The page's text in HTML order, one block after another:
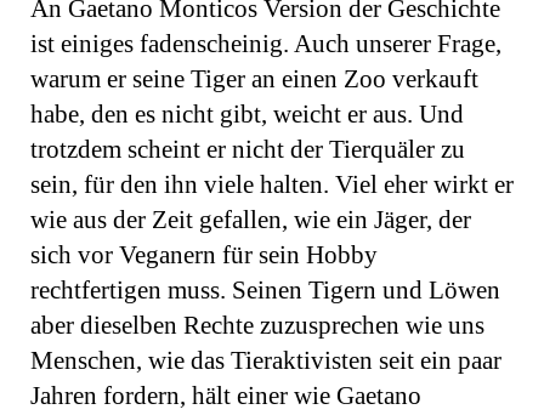
An Gaetano Monticos Version der Geschichte
ist einiges fadenscheinig. Auch unserer Frage,
warum er seine Tiger an einen Zoo verkauft
habe, den es nicht gibt, weicht er aus. Und
trotzdem scheint er nicht der Tierquäler zu
sein, für den ihn viele halten. Viel eher wirkt er
wie aus der Zeit ge­fallen, wie ein Jäger, der
sich vor Veganern für sein Hobby
rechtfertigen muss. Seinen Tigern und Löwen
aber dieselben Rechte zu­zusprechen wie uns
Menschen, wie das Tierakti­visten seit ein paar
Jahren fordern, hält einer wie Gaetano